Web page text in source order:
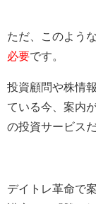
ただ、このような
必要です。
投資顧問や株情
ている今、案内
の投資サービス
デイトレ革命で